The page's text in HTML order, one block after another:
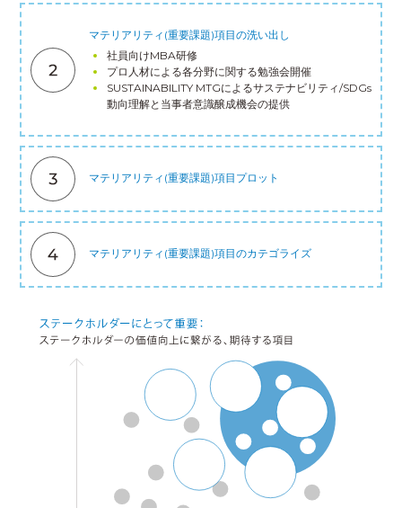
マテリアリティ(重要課題)項目の洗い出し
社員向けMBA研修
プロ人材による各分野に関する勉強会開催
SUSTAINABILITY MTGによるサステナビリティ/SDGs
動向理解と当事者意識醸成機会の提供
マテリアリティ(重要課題)項目プロット
マテリアリティ(重要課題)項目のカテゴライズ